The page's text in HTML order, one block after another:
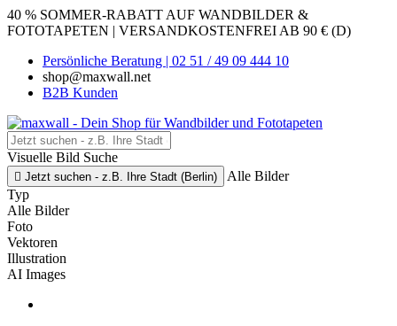
40 % SOMMER-RABATT AUF WANDBILDER &
FOTOTAPETEN | VERSANDKOSTENFREI AB 90 € (D)
Persönliche Beratung | 02 51 / 49 09 444 10
shop@maxwall.net
B2B Kunden
Visuelle Bild Suche
 Jetzt suchen - z.B. Ihre Stadt (Berlin)
Alle Bilder
Typ
Alle Bilder
Foto
Vektoren
Illustration
AI Images